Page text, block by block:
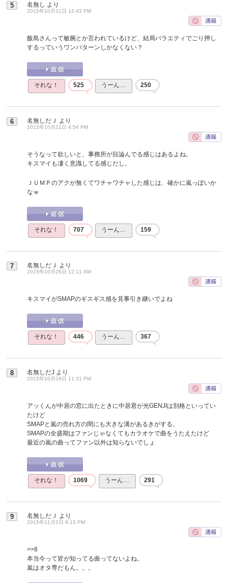
5 名無し より
2015年10月21日 12:43 PM
飯島さんって敏腕とか言われているけど、結局バラエティでごり押し
するっていうワンパターンしかなくない？
それな！ 525 うーん… 250
6 名無しだＪ より
2015年10月21日 4:54 PM
そうなって欲しいと、事務所が目論んでる感じはあるよね。
キスマイも凄く意識してる感じだし。
ＪＵＭＰのアクが無くてワチャワチャした感じは、確かに嵐っぽいか
なｗ
それな！ 707 うーん… 159
7 名無しだＪ より
2015年10月26日 12:11 AM
キスマイがSMAPのギスギス感を見事引き継いでよね
それな！ 446 うーん… 367
8 名無しだJ より
2015年10月29日 11:31 PM
アッくんが中居の窓に出たときに中居君が光GENJIは別格といってい
たけど
SMAPと嵐の売れ方の間にも大きな溝があるきがする。
SMAPの全盛期はファンじゃなくてもカラオケで曲をうたえたけど
最近の嵐の曲ってファン以外は知らないでしょ
それな！ 1069 うーん… 291
9 名無しだＪ より
2015年11月2日 8:15 PM
>>8
本当今って皆が知ってる曲ってないよね。
嵐はオタ専だもん。。。